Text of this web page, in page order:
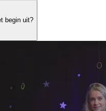
begin uit?